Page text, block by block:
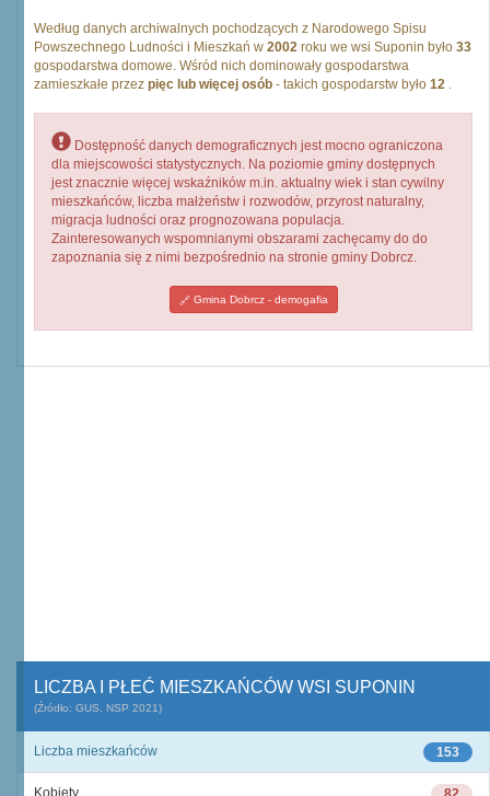
Według danych archiwalnych pochodzących z Narodowego Spisu
Powszechnego Ludności i Mieszkań w 2002 roku we wsi Suponin było 33
gospodarstwa domowe. Wśród nich dominowały gospodarstwa
zamieszkałe przez pięc lub więcej osób - takich gospodarstw było 12 .
Dostępność danych demograficznych jest mocno ograniczona
dla miejscowości statystycznych. Na poziomie gminy dostępnych
jest znacznie więcej wskaźników m.in. aktualny wiek i stan cywilny
mieszkańców, liczba małżeństw i rozwodów, przyrost naturalny,
migracja ludności oraz prognozowana populacja.
Zainteresowanych wspomnianymi obszarami zachęcamy do do
zapoznania się z nimi bezpośrednio na stronie gminy Dobrcz.
Gmina Dobrcz - demogafia
LICZBA I PŁEĆ MIESZKAŃCÓW WSI SUPONIN
(Źródło: GUS, NSP 2021)
153
Liczba mieszkańców
Kobiety